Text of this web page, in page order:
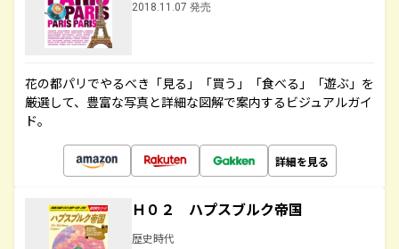
2018.11.07 発売
花の都パリでやるべき「見る」「買う」「食べる」「遊ぶ」を
厳選して、豊富な写真と詳細な図解で案内するビジュアルガイ
ド。
詳細を見る
Ｈ０２ ハプスブルク帝国
歴史時代